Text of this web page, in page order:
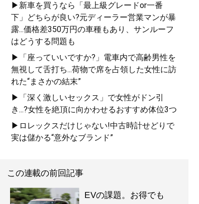
▶新車を買うなら「最上級グレードor一番
下」どちらが良い?元ディーラー営業マンが暴
露...価格差350万円の車種もあり、サンルーフ
はどうする問題も
▶「座っていいですか?」電車内で高齢男性を
無視して舌打ち...荷物で席を占領した女性に訪
れた“まさかの結末”
▶「深く激しいセックス」で女性がドン引
き...?女性を絶頂に向かわせるおすすめ体位3つ
▶ロレックスだけじゃない!中古時計せどりで
実は儲かる“意外なブランド”
この連載の前回記事
EVの課題。お得でも